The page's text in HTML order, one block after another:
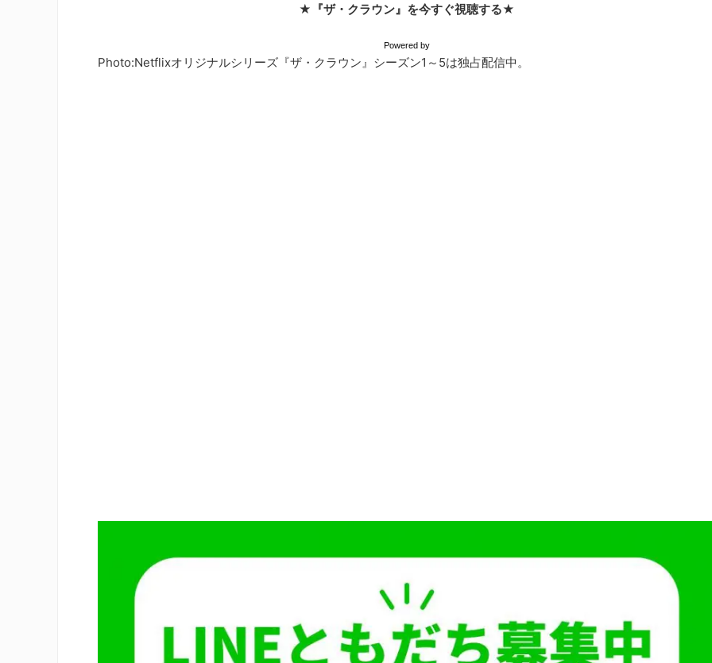
★『ザ・クラウン』を今すぐ視聴する★
Powered by
Photo:Netflixオリジナルシリーズ『ザ・クラウン』シーズン1～5は独占配信中。